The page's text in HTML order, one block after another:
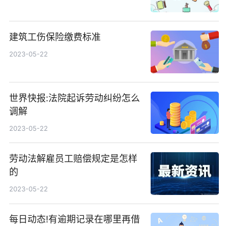
建筑工伤保险缴费标准
2023-05-22
世界快报:法院起诉劳动纠纷怎么
调解
2023-05-22
劳动法解雇员工赔偿规定是怎样
的
2023-05-22
每日动态!有逾期记录在哪里再借